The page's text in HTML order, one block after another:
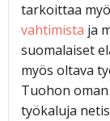
tarkoittaa
vahtimista ja
suomalaiset
myös oltava
Tuohon
työkaluja